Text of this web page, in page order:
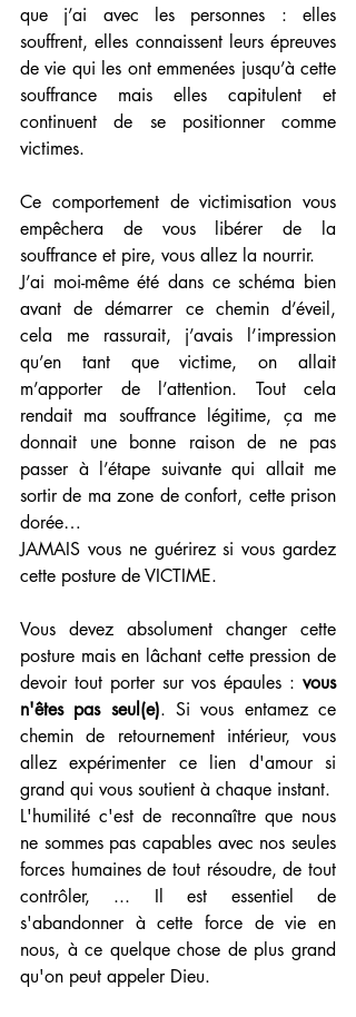
que j’ai avec les personnes : elles
souffrent, elles connaissent leurs épreuves
de vie qui les ont emmenées jusqu’à cette
souffrance mais elles capitulent et
continuent de se positionner comme
victimes.
Ce comportement de victimisation vous
empêchera de vous libérer de la
souffrance et pire, vous allez la nourrir.
J’ai moi-même été dans ce schéma bien
avant de démarrer ce chemin d’éveil,
cela me rassurait, j’avais l’impression
qu’en tant que victime, on allait
m’apporter de l’attention. Tout cela
rendait ma souffrance légitime, ça me
donnait une bonne raison de ne pas
passer à l’étape suivante qui allait me
sortir de ma zone de confort, cette prison
dorée…
JAMAIS vous ne guérirez si vous gardez
cette posture de VICTIME.
Vous devez absolument changer cette
posture mais en lâchant cette pression de
devoir tout porter sur vos épaules : vous
n'êtes pas seul(e). Si vous entamez ce
chemin de retournement intérieur, vous
allez expérimenter ce lien d'amour si
grand qui vous soutient à chaque instant.
L'humilité c'est de reconnaître que nous
ne sommes pas capables avec nos seules
forces humaines de tout résoudre, de tout
contrôler, ... Il est essentiel de
s'abandonner à cette force de vie en
nous, à ce quelque chose de plus grand
qu'on peut appeler Dieu.